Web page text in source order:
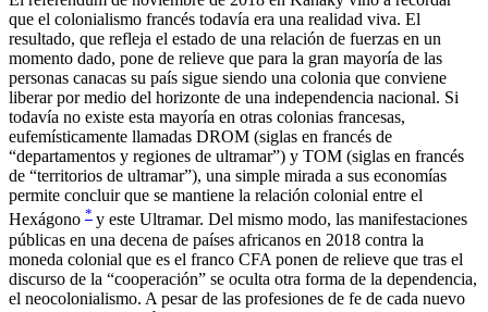
que el colonialismo francés todavía era una realidad viva. El
resultado, que refleja el estado de una relación de fuerzas en un
momento dado, pone de relieve que para la gran mayoría de las
personas canacas su país sigue siendo una colonia que conviene
liberar por medio del horizonte de una independencia nacional. Si
todavía no existe esta mayoría en otras colonias francesas,
eufemísticamente llamadas DROM (siglas en francés de
“departamentos y regiones de ultramar”) y TOM (siglas en francés
de “territorios de ultramar”), una simple mirada a sus economías
permite concluir que se mantiene la relación colonial entre el
Hexágono * y este Ultramar. Del mismo modo, las manifestaciones
públicas en una decena de países africanos en 2018 contra la
moneda colonial que es el franco CFA ponen de relieve que tras el
discurso de la “cooperación” se oculta otra forma de la dependencia,
el neocolonialismo. A pesar de las profesiones de fe de cada nuevo